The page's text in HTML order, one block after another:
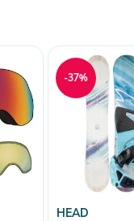
HEAD
-37%